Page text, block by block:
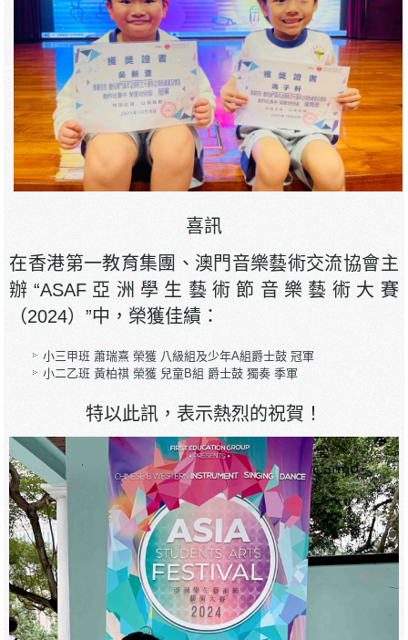
喜訊
在香港第一教育集團、澳門音樂藝術交流協會主
辦“ASAF亞洲學生藝術節音樂藝術大賽
（2024）”中，榮獲佳績：
小三甲班 蕭瑞熹 榮獲 八級組及少年A組爵士鼓 冠軍
小二乙班 黃柏祺 榮獲 兒童B組 爵士鼓 獨奏 季軍
特以此訊，表示熱烈的祝賀！